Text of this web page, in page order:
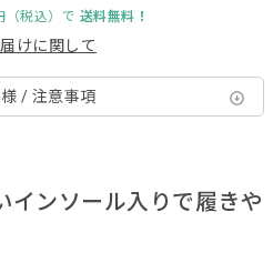
（税込）で 送料無料！
けに関して
/ 注意事項
インソール入りで履きや